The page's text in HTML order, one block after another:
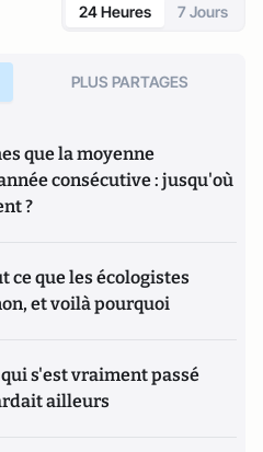
24 Heures 7 Jours
PLUS PARTAGES
que la moyenne
consécutive : jusqu'où
?
ce que les écologistes
et voilà pourquoi
s'est vraiment passé
ailleurs